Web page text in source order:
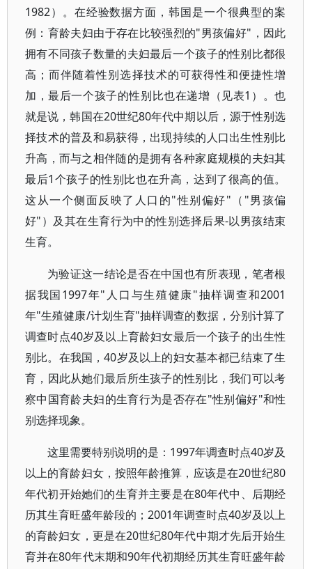
1982）。在经验数据方面，韩国是一个很典型的案
例：育龄夫妇由于存在比较强烈的"男孩偏好"，因此
拥有不同孩子数量的夫妇最后一个孩子的性别比都很
高；而伴随着性别选择技术的可获得性和便捷性增
加，最后一个孩子的性别比也在递增（见表1）。也
就是说，韩国在20世纪80年代中期以后，源于性别选
择技术的普及和易获得，出现持续的人口出生性别比
升高，而与之相伴随的是拥有各种家庭规模的夫妇其
最后1个孩子的性别比也在升高，达到了很高的值。
这从一个侧面反映了人口的"性别偏好"（"男孩偏
好"）及其在生育行为中的性别选择后果-以男孩结束
生育。
为验证这一结论是否在中国也有所表现，笔者根
据我国1997年"人口与生殖健康"抽样调查和2001
年"生殖健康/计划生育"抽样调查的数据，分别计算了
调查时点40岁及以上育龄妇女最后一个孩子的出生性
别比。在我国，40岁及以上的妇女基本都已结束了生
育，因此从她们最后所生孩子的性别比，我们可以考
察中国育龄夫妇的生育行为是否存在"性别偏好"和性
别选择现象。
这里需要特别说明的是：1997年调查时点40岁及
以上的育龄妇女，按照年龄推算，应该是在20世纪80
年代初开始她们的生育并主要是在80年代中、后期经
历其生育旺盛年龄段的；2001年调查时点40岁及以上
的育龄妇女，更是在20世纪80年代中期才先后开始生
育并在80年代末期和90年代初期经历其生育旺盛年龄